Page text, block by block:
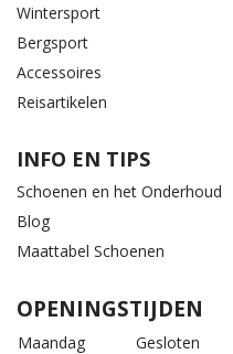
Wintersport
Bergsport
Accessoires
Reisartikelen
INFO EN TIPS
Schoenen en het Onderhoud
Blog
Maattabel Schoenen
OPENINGSTIJDEN
Maandag
Gesloten